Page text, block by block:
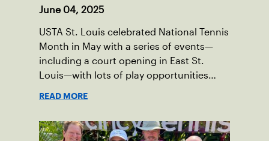
June 04, 2025
USTA St. Louis celebrated National Tennis
Month in May with a series of events—
including a court opening in East St.
Louis—with lots of play opportunities
READ MORE